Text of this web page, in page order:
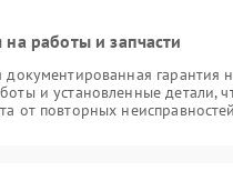
на работы и запчасти
документированная гарантия
и установленные детали,
от повторных неисправностей